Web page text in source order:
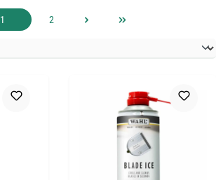
Pagina
1 Pagina
2